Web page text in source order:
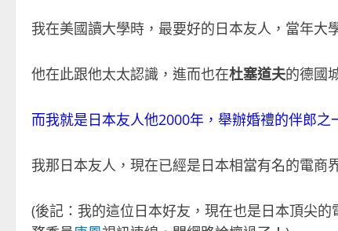
我在美國讀大學時，最要好的日本友人，當年大
他在此跟他太太認識，進而也在杜塞道夫的德國
而我就是日本友人他2000年，舉辦婚禮的伴郎之
我那日本友人，現在已經是日本相當有名的電商
(後記：我的這位日本好友，現在也是日本頂尖